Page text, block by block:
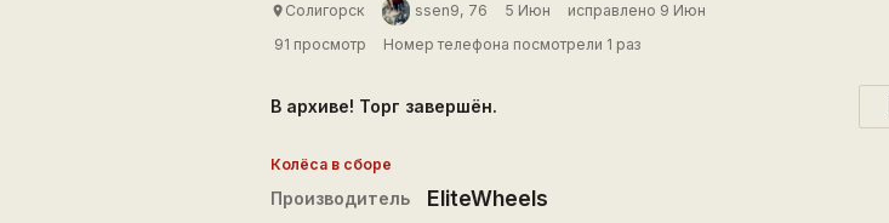
place Солигорск ssen9, 76 5 Июн
исправлено 9 Июн
91 просмотр
Номер телефона посмотрели 1 раз
В архиве! Торг завершён.
Колёса в сборе
Производитель EliteWheels